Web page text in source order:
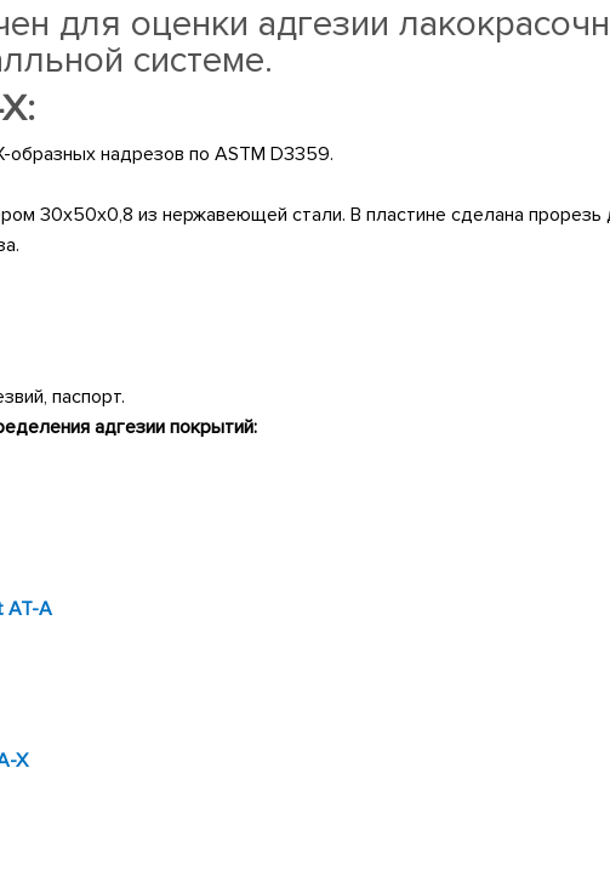
для оценки адгезии
системе.
:
надрезов по ASTM D3359.
30х50х0,8 из нержавеющей стали. В пластине сделана
паспорт.
адгезии покрытий:
AT-A
Х